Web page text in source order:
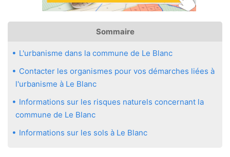
Sommaire
L'urbanisme dans la commune de Le Blanc
Contacter les organismes pour vos démarches liées à
l'urbanisme à Le Blanc
Informations sur les risques naturels concernant la
commune de Le Blanc
Informations sur les sols à Le Blanc